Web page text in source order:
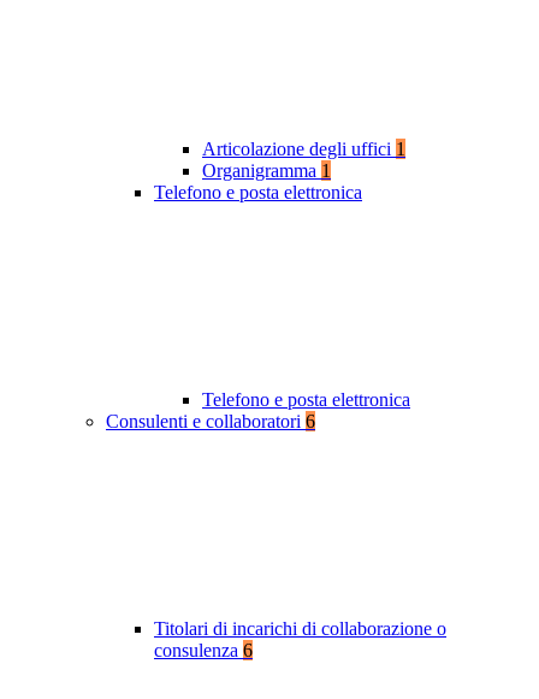
Articolazione degli uffici 1
Organigramma 1
Telefono e posta elettronica
Telefono e posta elettronica
Consulenti e collaboratori 6
Titolari di incarichi di collaborazione o
consulenza 6